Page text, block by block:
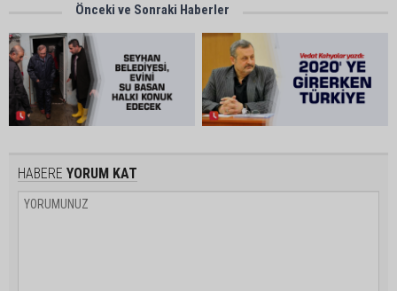
Önceki ve Sonraki Haberler
HABERE YORUM KAT